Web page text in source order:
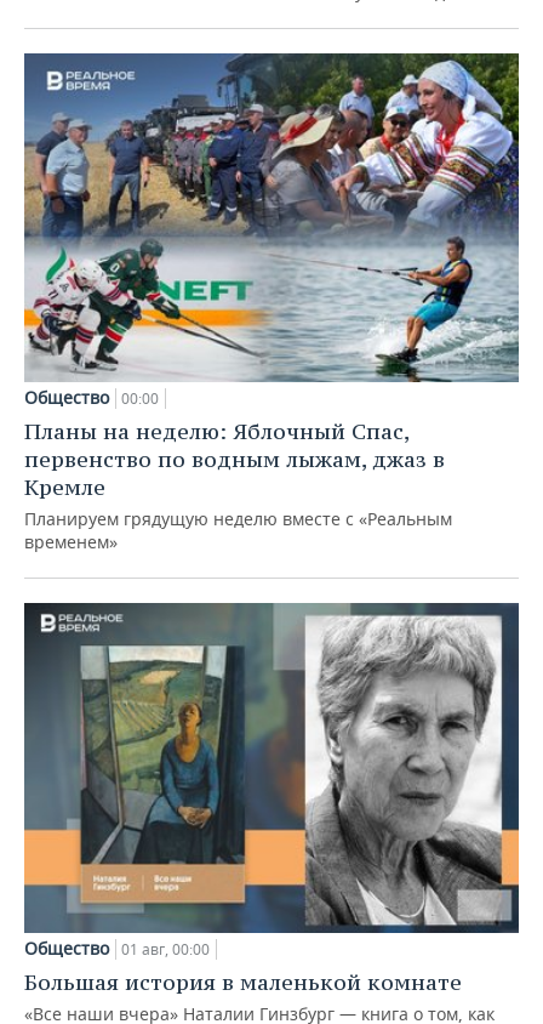
Общество 00:00
Планы на неделю: Яблочный Спас,
первенство по водным лыжам, джаз в
Кремле
Планируем грядущую неделю вместе с «Реальным
временем»
Общество 01 авг, 00:00
Большая история в маленькой комнате
«Все наши вчера» Наталии Гинзбург — книга о том, как